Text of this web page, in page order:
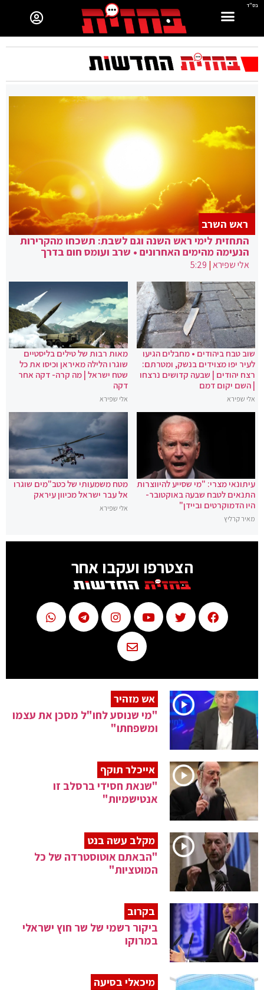
בס"ד
התחזית לימי ראש השנה וגם לשבת: תשכחו מהקרירות
הנעימה מהימים האחרונים • שרב ועומס חום בדרך
אלי שפירא|
5:29
ראש השרב
שוב טבח ביהודים • מחבלים הגיעו
לעיר יפו מצוידים בנשק, ומטרתם:
רצח יהודים | שבעה קדושים נרצחו
| השם יקום דמם
אלי שפירא
מאות רבות של טילים בליסטיים
שוגרו הלילה מאיראן וכיסו את כל
שטח ישראל | מה קרה- דקה אחר
דקה
אלי שפירא
עיתונאי מצרי: "מי שסייע להיווצרות
התנאים לטבח שבעה באוקטובר-
היו הדמוקרטים וביידן"
מאיר קרליץ
מטח משמעותי של כטב"מים שוגרו
אל עבר ישראל מכיוון עיראק
אלי שפירא
הצטרפו ועקבו אחר
אש מזהיר
"מי שנוסע לחו"ל מסכן את עצמו
ומשפחתו"
אייכלר תוקף
"שנאת חסידי ברסלב זו
אנטישמיות"
מקלב עשה בנט
"הבאתם אוטוסטרדה של כל
המוטציות"
בקרוב
ביקור רשמי של שר חוץ ישראלי
במרוקו
מיכאלי בסיעה